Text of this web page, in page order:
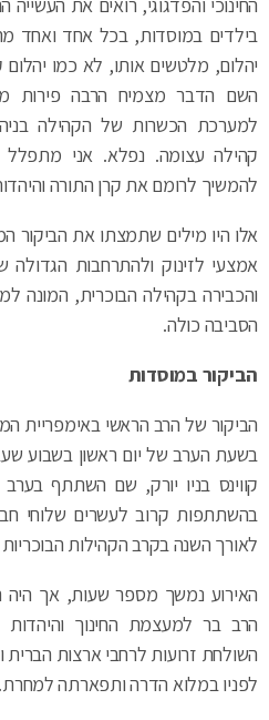
יהלום, מלטשים אותו, לא כמו יהלום
השם הדבר מצמיח הרבה פירות
למערכת הכשרות של הקהילה
קהילה עצומה. נפלא. אני
להמשיך לרומם את קרן התורה
אלו היו מילים שתמצתו את הביקור
והכבירה בקהילה הבוכרית,
הסביבה כולה.
הביקור במוסדות
הביקור של הרב הראשי באימפריית
קווינס בניו יורק, שם השתתף בערב
בהשתתפות קרוב לעשרים שלוחי
לאורך השנה בקרב הקהילות
האירוע נמשך מספר שעות, אך היה
השולחת זרועות לרחבי ארצות הברית
לפניו במלוא הדרה ותפארתה
בשעת בוקר של יום שני החלה